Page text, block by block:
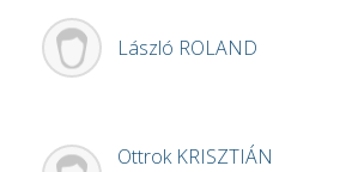
László ROLAND
Ottrok KRISZTIÁN